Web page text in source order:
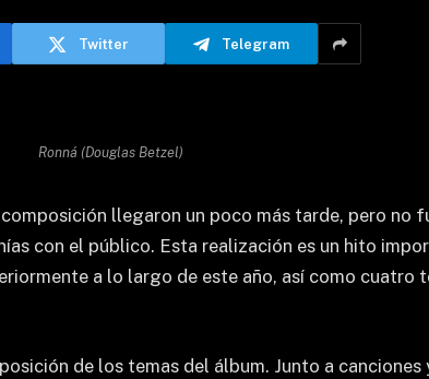
Twitter Telegram
Ronná (Douglas Betzel)
llegaron un poco más tarde, pero no
con el público. Esta realización es un hito
a lo largo de este año, así como cuatro
de los temas del álbum. Junto a